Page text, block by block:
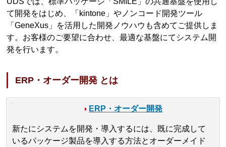
て開発をはじめ、「kintone」やノンコード開発ツール
「GeneXus」を活用した開発ノウハウも含めてご提供しま
す。お客様のご要望に合わせ、最適な基盤にてシステム開
発を行います。
ERP・オーダー開発 とは
ERP・オーダー開発
新たにシステムを開発・導入するには、既に完成して
いるパッケージ製品を導入する方法とオーダーメイド